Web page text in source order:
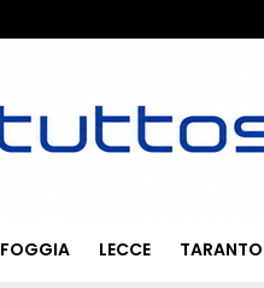
FOGGIA LECCE TARANTO